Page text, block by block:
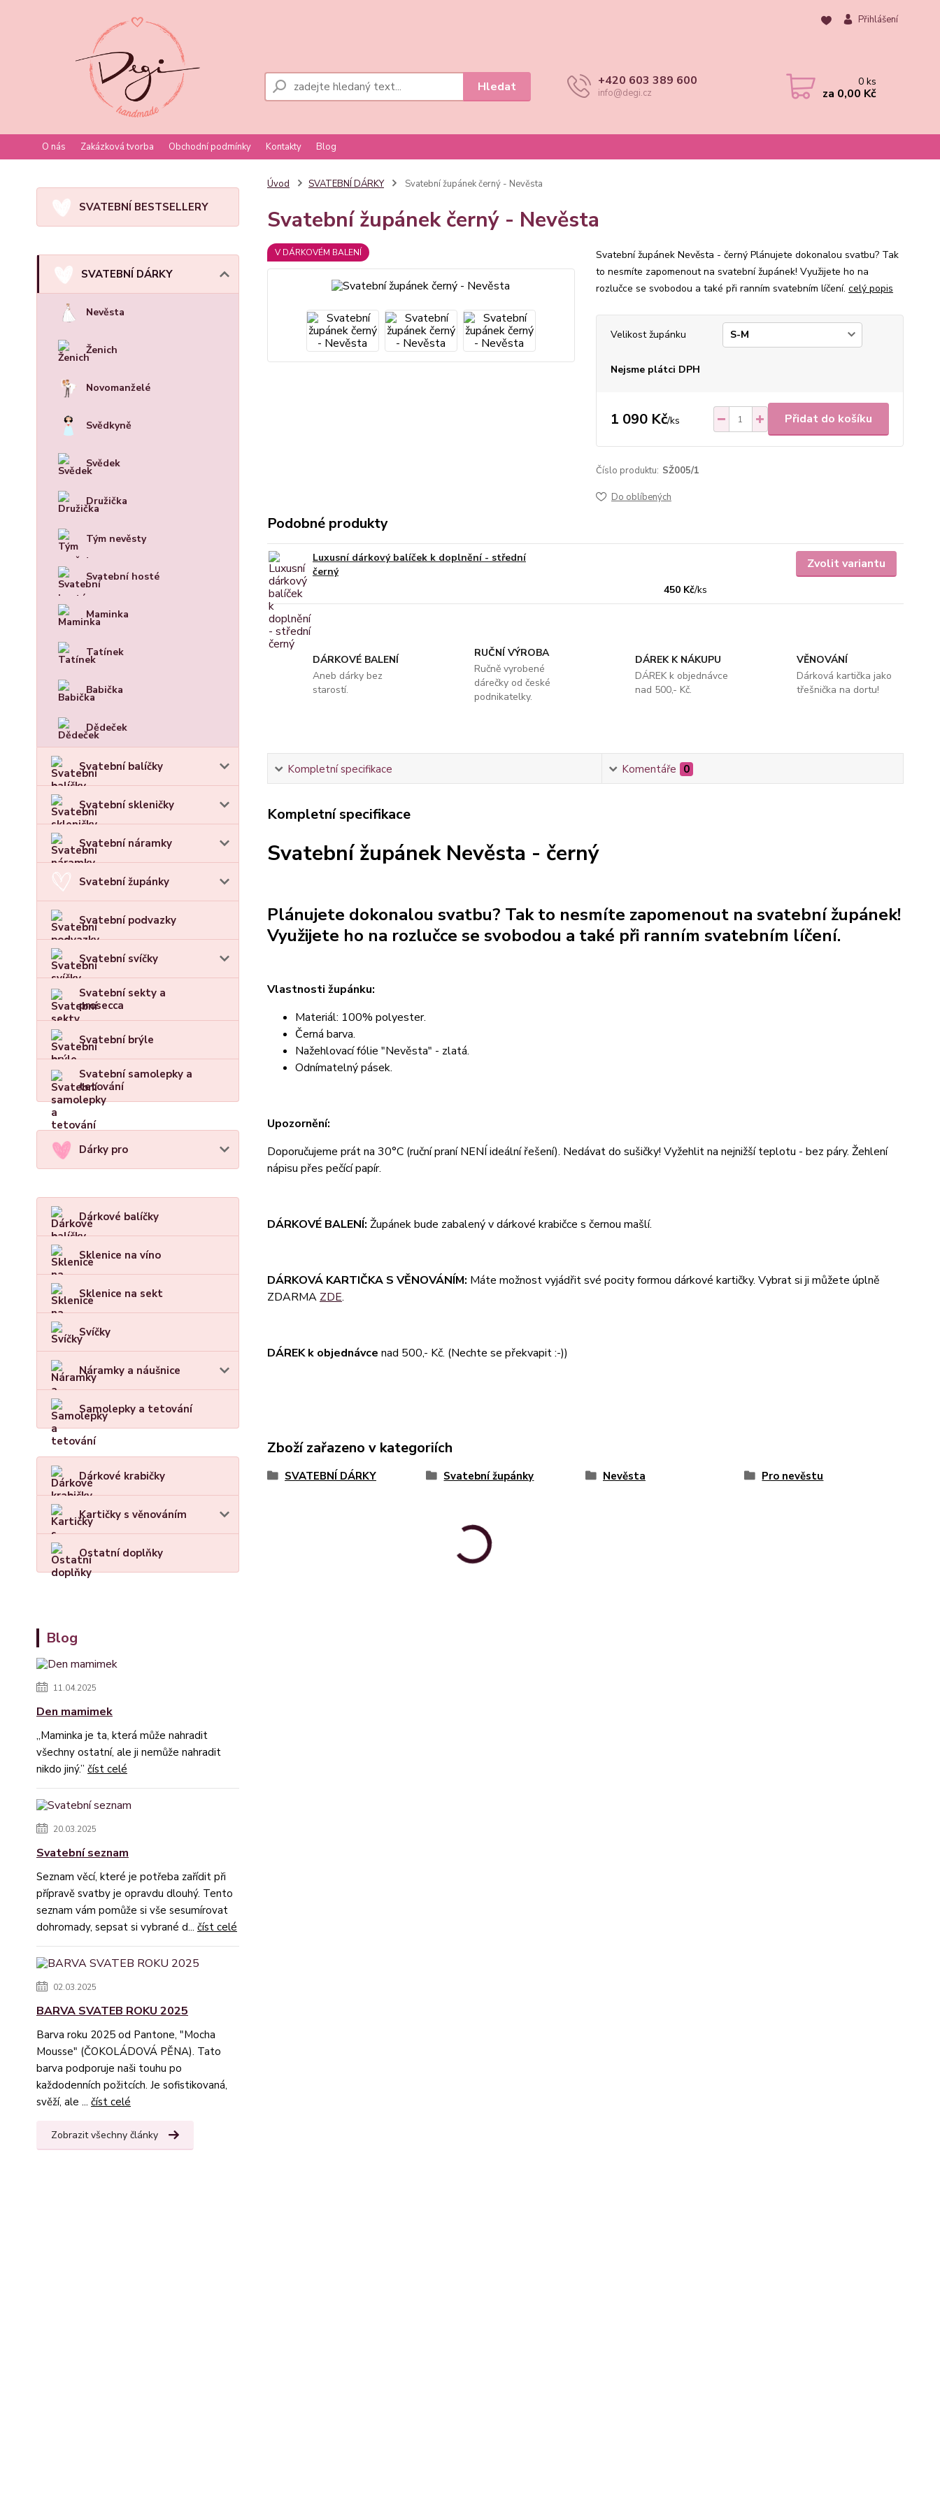
O nás Zakázková tvorba Obchodní podmínky Kontakty Blog
Přihlášení
Hledat +420 603 389 600
info@degi.cz
0ks
za 0,00 Kč
SVATEBNÍ BESTSELLERY
SVATEBNÍ DÁRKY
Nevěsta
Ženich
Novomanželé
Svědkyně
Svědek
Družička
Tým nevěsty
Svatební hosté
Maminka
Tatínek
Babička
Dědeček
Svatební balíčky
Svatební skleničky
Svatební náramky
Svatební župánky
Svatební podvazky
Svatební svíčky
Svatební sekty a
prosecca
Svatební brýle
Svatební samolepky a
tetování
Dárky pro
Dárkové balíčky
Sklenice na víno
Sklenice na sekt
Svíčky
Náramky a náušnice
Samolepky a tetování
Dárkové krabičky
Kartičky s věnováním
Ostatní doplňky
Blog
11.04.2025
Den mamimek
„Maminka je ta, která může nahradit
všechny ostatní, ale ji nemůže nahradit
nikdo jiný.” číst celé
20.03.2025
Svatební seznam
Seznam věcí, které je potřeba zařídit při
přípravě svatby je opravdu dlouhý. Tento
seznam vám pomůže si vše sesumírovat
dohromady, sepsat si vybrané d... číst celé
02.03.2025
BARVA SVATEB ROKU 2025
Barva roku 2025 od Pantone, "Mocha
Mousse" (ČOKOLÁDOVÁ PĚNA). Tato
barva podporuje naši touhu po
každodenních požitcích. Je sofistikovaná,
svěží, ale ... číst celé
Zobrazit všechny články
Úvod SVATEBNÍ DÁRKY Svatební župánek černý - Nevěsta
Svatební župánek černý - Nevěsta
V DÁRKOVÉM BALENÍ
Svatební župánek Nevěsta - černý Plánujete dokonalou svatbu? Tak
to nesmíte zapomenout na svatební župánek! Využijete ho na
rozlučce se svobodou a také při ranním svatebním líčení. celý popis
Velikost župánku
Nejsme plátci DPH
1 090 Kč/ks Přidat do košíku
Číslo produktu: SŽ005/1
Do oblíbených
Podobné produkty
Luxusní dárkový balíček k doplnění - střední
černý
450 Kč/ks
Zvolit variantu
DÁRKOVÉ BALENÍ
Aneb dárky bez
starostí.
RUČNÍ VÝROBA
Ručně vyrobené
dárečky od české
podnikatelky.
DÁREK K NÁKUPU
DÁREK k objednávce
nad 500,- Kč.
VĚNOVÁNÍ
Dárková kartička jako
třešnička na dortu!
Kompletní specifikace Komentáře 0
Kompletní specifikace
Svatební župánek Nevěsta - černý
Plánujete dokonalou svatbu? Tak to nesmíte zapomenout na svatební župánek!
Využijete ho na rozlučce se svobodou a také při ranním svatebním líčení.
Vlastnosti župánku:
Materiál: 100% polyester.
Černá barva.
Nažehlovací fólie "Nevěsta" - zlatá.
Odnímatelný pásek.
Upozornění:
Doporučujeme prát na 30°C (ruční praní NENÍ ideální řešení). Nedávat do sušičky! Vyžehlit na nejnižší teplotu - bez páry. Žehlení
nápisu přes pečící papír.
DÁRKOVÉ BALENÍ: Župánek bude zabalený v dárkové krabičce s černou mašlí.
DÁRKOVÁ KARTIČKA S VĚNOVÁNÍM: Máte možnost vyjádřit své pocity formou dárkové kartičky. Vybrat si ji můžete úplně
ZDARMA ZDE.
DÁREK k objednávce nad 500,- Kč. (Nechte se překvapit :-))
Zboží zařazeno v kategoriích
SVATEBNÍ DÁRKY Svatební župánky Nevěsta Pro nevěstu